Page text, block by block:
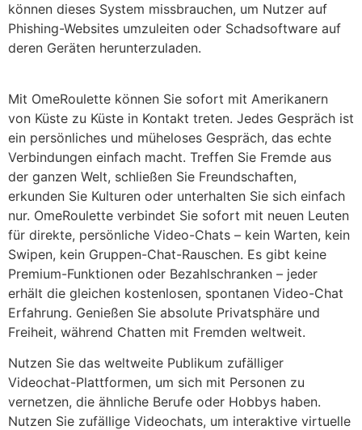
können dieses System missbrauchen, um Nutzer auf
Phishing-Websites umzuleiten oder Schadsoftware auf
deren Geräten herunterzuladen.
Mit OmeRoulette können Sie sofort mit Amerikanern
von Küste zu Küste in Kontakt treten. Jedes Gespräch ist
ein persönliches und müheloses Gespräch, das echte
Verbindungen einfach macht. Treffen Sie Fremde aus
der ganzen Welt, schließen Sie Freundschaften,
erkunden Sie Kulturen oder unterhalten Sie sich einfach
nur. OmeRoulette verbindet Sie sofort mit neuen Leuten
für direkte, persönliche Video-Chats – kein Warten, kein
Swipen, kein Gruppen-Chat-Rauschen. Es gibt keine
Premium-Funktionen oder Bezahlschranken – jeder
erhält die gleichen kostenlosen, spontanen Video-Chat
Erfahrung. Genießen Sie absolute Privatsphäre und
Freiheit, während Chatten mit Fremden weltweit.
Nutzen Sie das weltweite Publikum zufälliger
Videochat-Plattformen, um sich mit Personen zu
vernetzen, die ähnliche Berufe oder Hobbys haben.
Nutzen Sie zufällige Videochats, um interaktive virtuelle